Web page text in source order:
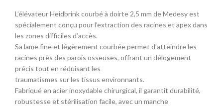
L’élévateur Heidbrink courbé à doirte 2,5 mm de Medesy est
spécialement conçu pour l’extraction des racines et apex dans
les zones difficiles d’accès.
Sa lame fine et légèrement courbée permet d’atteindre les
racines près des parois osseuses, offrant un délogement
précis tout en réduisant les
traumatismes sur les tissus environnants.
Fabriqué en acier inoxydable chirurgical, il garantit durabilité,
robustesse et stérilisation facile, avec un manche